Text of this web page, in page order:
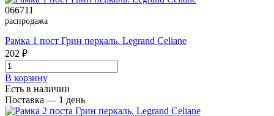
066711
распродажа
Рамка 1 пост Грин перкаль. Legrand Celiane
202 ₽
В корзинy
Есть в наличии
Поставка — 1 день